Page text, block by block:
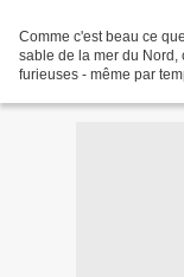
Comme c'est beau ce
sable de la mer du Nord,
furieuses - même par